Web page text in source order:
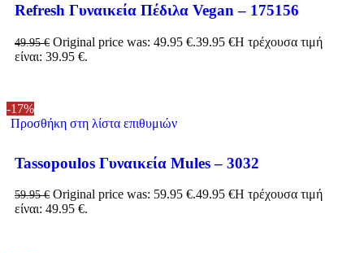
Refresh Γυναικεία Πέδιλα Vegan – 175156
49.95€ Original price was: 49.95 €.39.95 €Η τρέχουσα τιμή
είναι: 39.95 €.
-17%
Προσθήκη στη λίστα επιθυμιών
Tassopoulos Γυναικεία Mules – 3032
59.95€ Original price was: 59.95 €.49.95 €Η τρέχουσα τιμή
είναι: 49.95 €.